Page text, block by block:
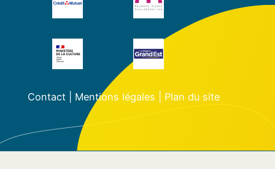
Contact| Mentions légales Plan du site